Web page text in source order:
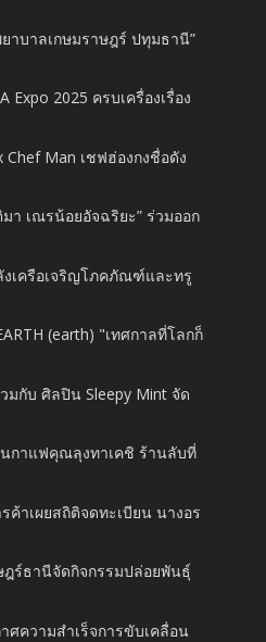
ยาบาลเกษมราษฎร์ ปทุมธานี”
Expo 2025 ครบเครื่องเรื่อง
Chef Man เชฟฮ่องกงชื่อดัง
า เณรน้อยอัจฉริยะ” ร่วมออก
งเครือเจริญโภคภัณฑ์และทรู
(earth) "เทศกาลที่โลกก็
มกับ ศิลปิน Sleepy Mint จัด
นกาแฟคุณลุงทาเคชิ ร้านลับที่
าเผยสถิติจดทะเบียน นางอร
ฎร์ธานีจัดกิจกรรมปล่อยพันธุ์
ศความสำเร็จการขับเคลื่อน